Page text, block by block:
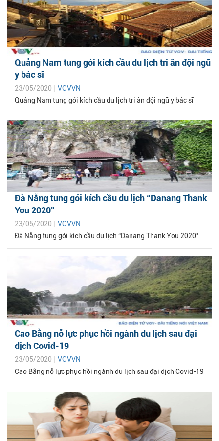
Quảng Nam tung gói kích cầu du lịch tri ân đội ngũ
y bác sĩ
23/05/2020 | VOVVN
Quảng Nam tung gói kích cầu du lịch tri ân đội ngũ y bác sĩ
Đà Nẵng tung gói kích cầu du lịch “Danang Thank
You 2020”
23/05/2020 | VOVVN
Đà Nẵng tung gói kích cầu du lịch “Danang Thank You 2020”
Cao Bằng nỗ lực phục hồi ngành du lịch sau đại
dịch Covid-19
23/05/2020 | VOVVN
Cao Bằng nỗ lực phục hồi ngành du lịch sau đại dịch Covid-19